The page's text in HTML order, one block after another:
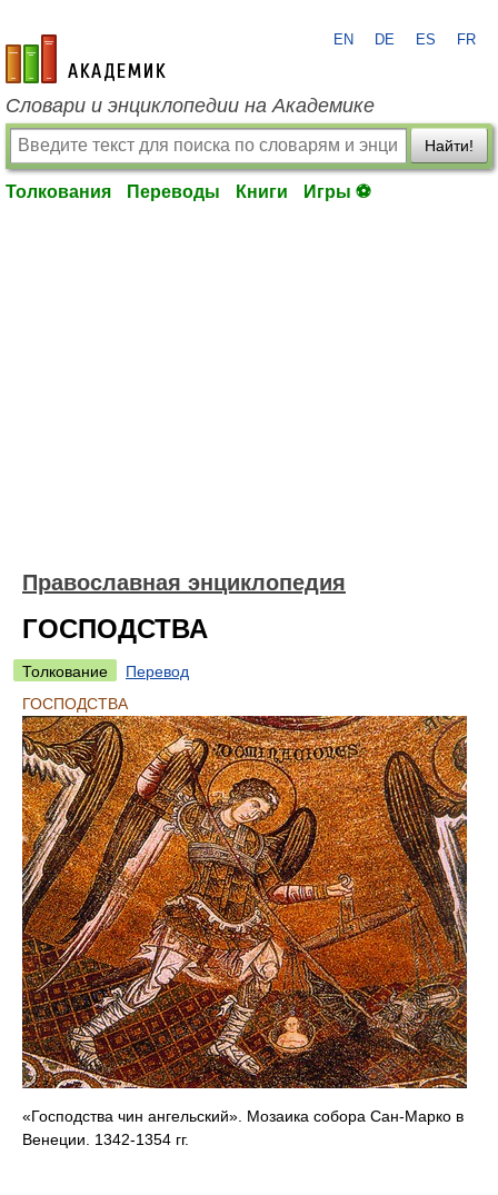
academic.ru
EN DE ES FR
Словари и энциклопедии на Академике
Найти!
Толкования Переводы Книги Игры ⚽
Православная энциклопедия
ГОСПОДСТВА
Толкование
Перевод
ГОСПОДСТВА
«Господства чин ангельский». Мозаика собора Сан-Марко в
Венеции. 1342-1354 гг.